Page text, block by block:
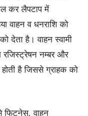
कर लैपटाप में
वाहन व धनराशि को
देता है। वाहन स्वामी
रजिस्ट्रेषन नम्बर और
होती है जिससे ग्राहक को
वाहन